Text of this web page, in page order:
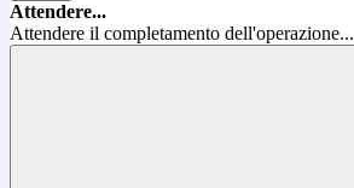
Attendere...
Attendere il completamento dell'operazione...